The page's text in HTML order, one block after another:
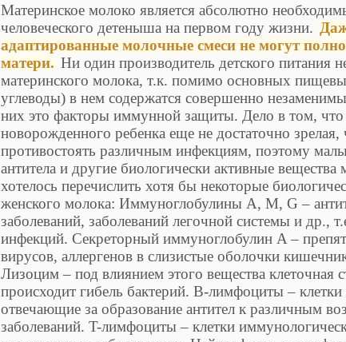
Материнское молоко является абсолютно
человеческого детеныша на первом году жизни.
адаптированные молочные смеси не могут
матери. Ни один производитель детского питания
материнского молока, т.к. помимо основных
углеводы) в нем содержатся совершенно
них это факторы иммунной защиты. Дело в том, что
новорожденного ребенка еще не достаточно
противостоять различным инфекциям, поэтому
антитела и другие биологически активные
хотелось перечислить хотя бы некоторые
женского молока: Иммуноглобулины А, М, G –
заболеваний, заболеваний легочной системы и др.,
инфекций. Секреторный иммуноглобулин A –
вирусов, аллергенов в слизистые оболочки
Лизоцим – под влиянием этого вещества клеточная
происходит гибель бактерий. B-лимфоциты –
отвечающие за образование антител к различным
заболеваний. T-лимфоциты – клетки